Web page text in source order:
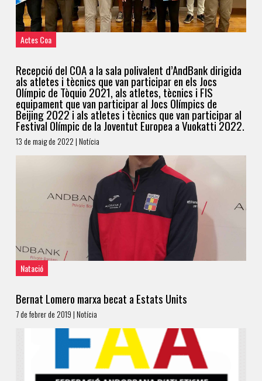
Actes Coa
Recepció del COA a la sala polivalent d’AndBank dirigida
als atletes i tècnics que van participar en els Jocs
Olímpic de Tòquio 2021, als atletes, tècnics i FIS
equipament que van participar al Jocs Olímpics de
Beijing 2022 i als atletes i tècnics que van participar al
Festival Olímpic de la Joventut Europea a Vuokatti 2022.
13 de maig de 2022 | Notícia
Natació
Bernat Lomero marxa becat a Estats Units
7 de febrer de 2019 | Notícia